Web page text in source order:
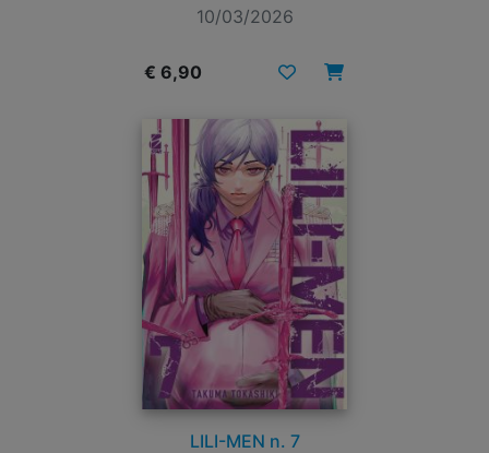
10/03/2026
€ 6,90
LILI-MEN n. 7